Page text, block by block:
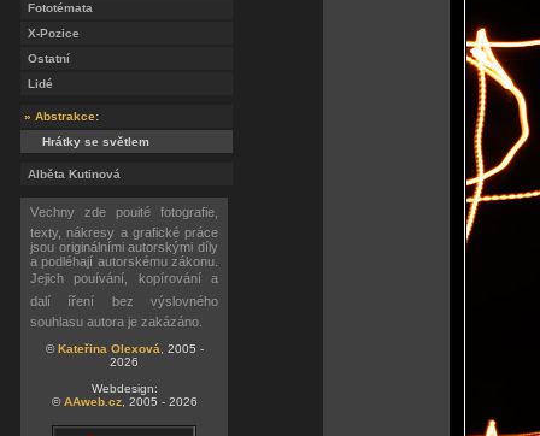
Fototémata
X-Pozice
Ostatní
Lidé
» Abstrakce:
Hrátky se světlem
Alběta Kutinová
Vechny zde pouité fotografie,
texty, nákresy a grafické práce
jsou originálními autorskými díly
a podléhají autorskému zákonu.
Jejich pouívání, kopírování a
dalí íření bez výslovného
souhlasu autora je zakázáno.
©Kateřina Olexová , 2005 -
2026
Webdesign:
©AAweb.cz, 2005 - 2026